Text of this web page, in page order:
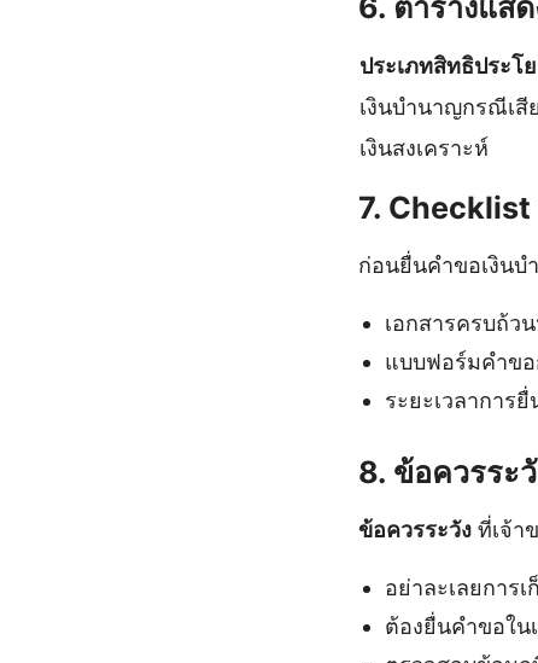
ประเภทสิทธิประโ
เงินบํานาญกรณีเสี
เงินสงเคราะห์
7. Checklist
ก่อนยื่นคำขอเงินบํ
เอกสารครบถ้ว
แบบฟอร์มคำข
ระยะเวลาการ
8. ข้อควรระ
ข้อควรระวัง ที่เจ้า
อย่าละเลยการ
ต้องยื่นคำขอใน